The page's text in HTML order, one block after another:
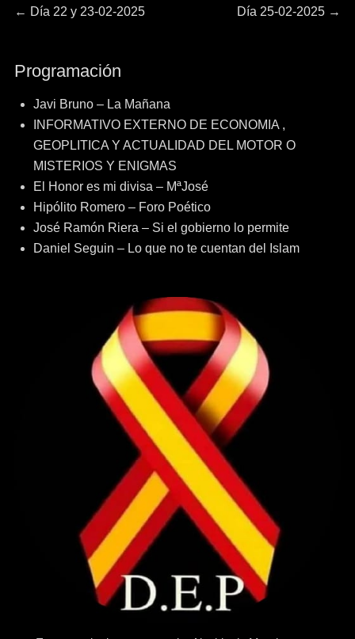
Navegación
entradas
← Entrada
Día 22 y 23-02-2025
Entrada
Día 25-02-2025 →
Programación
Javi Bruno – La Mañana
INFORMATIVO EXTERNO DE ECONOMIA ,
GEOPLITICA Y ACTUALIDAD DEL MOTOR O
MISTERIOS Y ENIGMAS
El Honor es mi divisa – MªJosé
Hipólito Romero – Foro Poético
José Ramón Riera – Si el gobierno lo permite
Daniel Seguin – Lo que no te cuentan del Islam